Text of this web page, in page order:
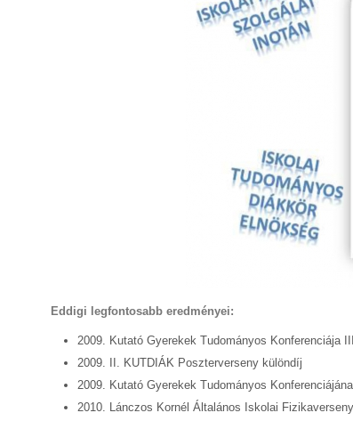
Eddigi legfontosabb eredményei:
2009. Kutató Gyerekek Tudományos Konferenciája
2009. II. KUTDIÁK Poszterverseny különdíj
2009. Kutató Gyerekek Tudományos
2010. Lánczos Kornél Általános Iskolai